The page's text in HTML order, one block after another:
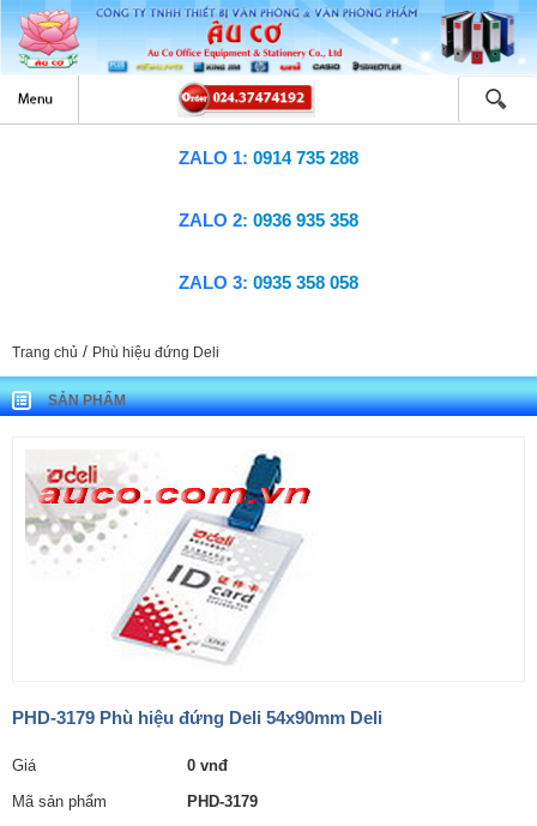
ZALO 1: 0914 735 288
ZALO 2: 0936 935 358
ZALO 3: 0935 358 058
Trang chủ / Phù hiệu đứng Deli
SẢN PHẨM
PHD-3179 Phù hiệu đứng Deli 54x90mm Deli
Giá
0 vnđ
Mã sản phẩm
PHD-3179